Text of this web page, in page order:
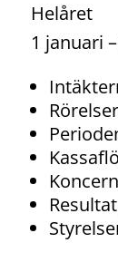
Helåret
1 januari